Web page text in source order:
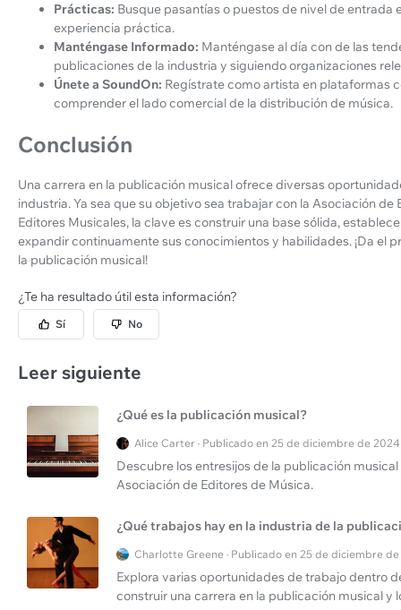
Prácticas: Busque pasantías o puestos de nivel de
experiencia práctica.
Manténgase Informado: Manténgase al día con de las
publicaciones de la industria y siguiendo organizaciones
Únete a SoundOn: Regístrate como artista en plataformas
comprender el lado comercial de la distribución de música.
Conclusión
Una carrera en la publicación musical ofrece diversas
industria. Ya sea que su objetivo sea trabajar con la Asociación
Editores Musicales, la clave es construir una base sólida,
expandir continuamente sus conocimientos y habilidades. ¡Da el
la publicación musical!
¿Te ha resultado útil esta información?
Sí No
Leer siguiente
¿Qué es la publicación musical?
Alice Carter · Publicado en 25 de diciembre de 2024
Descubre los entresijos de la publicación
Asociación de Editores de Música.
¿Qué trabajos hay en la industria de la
Charlotte Greene · Publicado en 25 de diciembre
Explora varias oportunidades de trabajo dentro
construir una carrera en la publicación musical y